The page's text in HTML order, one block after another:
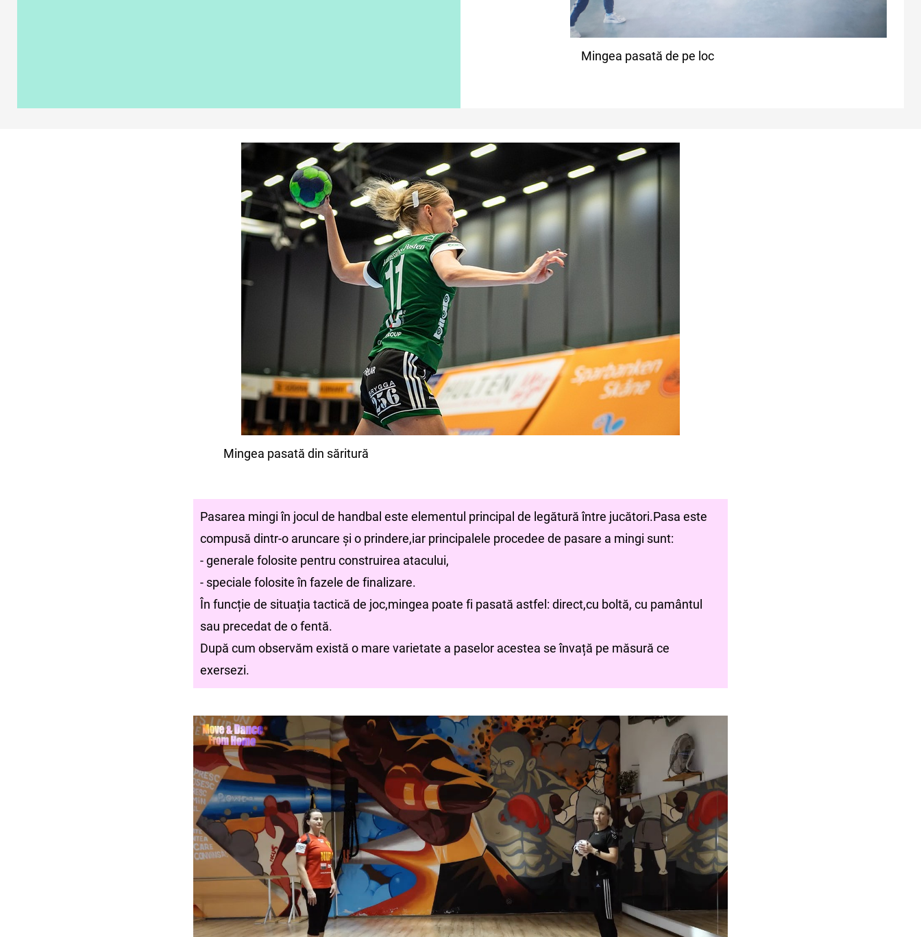
Mingea pasată de pe loc
Mingea pasată din săritură
Pasarea mingi în jocul de handbal este elementul principal de legătură între jucători.Pasa este
compusă dintr-o aruncare și o prindere,iar principalele procedee de pasare a mingi sunt:
- generale folosite pentru construirea atacului,
- speciale folosite în fazele de finalizare.
În funcție de situația tactică de joc,mingea poate fi pasată astfel: direct,cu boltă, cu pamântul
sau precedat de o fentă.
După cum observăm există o mare varietate a paselor acestea se învață pe măsură ce
exersezi.